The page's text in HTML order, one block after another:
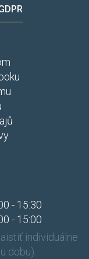
- 15:30
- 15:00
individuálne
dobu).